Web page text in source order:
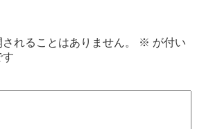
れることはありません。 ※ が付い
す